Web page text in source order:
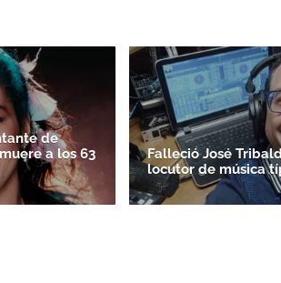
de
a los 63
Falleció José
locutor de música